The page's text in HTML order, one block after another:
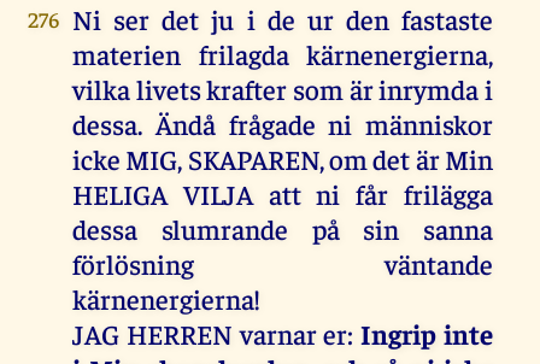
276 Ni ser det ju i de ur den fastaste
materien frilagda kärnenergierna,
vilka livets krafter som är inrymda i
dessa. Ändå frågade ni människor
icke MIG, SKAPAREN, om det är Min
HELIGA VILJA att ni får frilägga
dessa slumrande på sin sanna
förlösning väntande
kärnenergierna!
JAG HERREN varnar er:Ingrip inte